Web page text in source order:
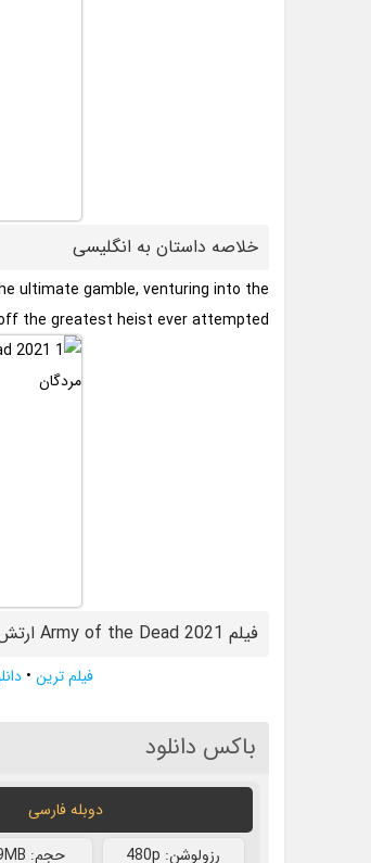
خلاصه داستان به انگلیسی
ultimate gamble, venturing into the
the greatest heist ever attempted.
فیلم Army of the Dead 2021 ارتش مردگان
فیلم ترین•
باکس دانلود
دوبله فارسی
رزولوشن: 480p
حجم: 919MB